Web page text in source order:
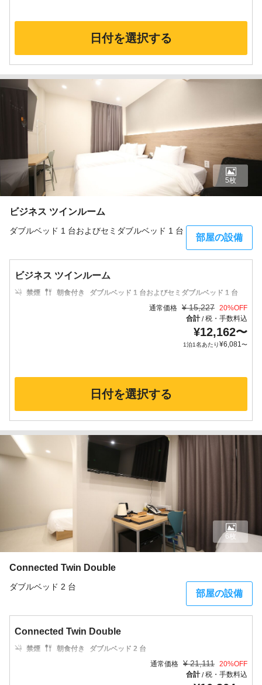
日付を選択する
ビジネス ツインルーム
ダブルベッド 1 台およびセミダブルベッド 1 台
部屋の設備
5枚
ビジネス ツインルーム
禁煙 朝食付き
ダブルベッド 1 台およびセミダブルベッド 1 台
通常価格 ¥ 15,227 20%OFF
合計/税・手数料込
¥12,162〜
1泊1名あたり¥6,081〜
日付を選択する
Connected Twin Double
ダブルベッド 2 台
部屋の設備
6枚
Connected Twin Double
禁煙 朝食付き
ダブルベッド 2 台
通常価格 ¥ 21,111 20%OFF
合計/税・手数料込